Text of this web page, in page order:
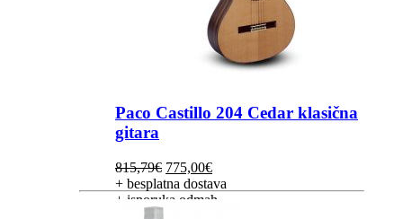
Paco Castillo 204 Cedar klasična
gitara
815,79€ Izvorna
cijena
bila
775,00€Trenutna
cijena
je:
+ besplatna dostava
+ isporuka odmah